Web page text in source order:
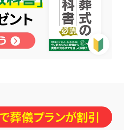
葬儀プランが割引